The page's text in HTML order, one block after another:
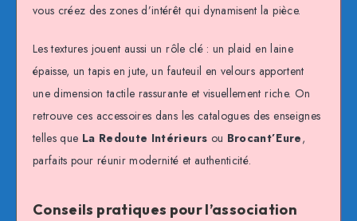
vous créez des zones d’intérêt qui dynamisent la pièce.
Les textures jouent aussi un rôle clé : un plaid en laine
épaisse, un tapis en jute, un fauteuil en velours apportent
une dimension tactile rassurante et visuellement riche. On
retrouve ces accessoires dans les catalogues des enseignes
telles que La Redoute Intérieurs ou Brocant’Eure,
parfaits pour réunir modernité et authenticité.
Conseils pratiques pour l’association